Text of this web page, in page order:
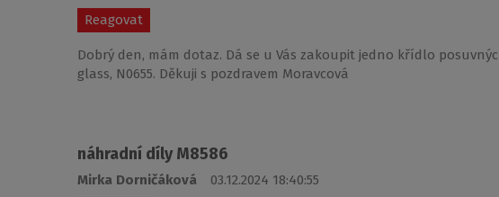
Reagovat
Dobrý den, mám dotaz. Dá se u Vás zakoupit jedno křídlo
glass, N0655. Děkuji s pozdravem Moravcová
náhradní díly M8586
Mirka Dorničáková
03.12.2024 18:40:55